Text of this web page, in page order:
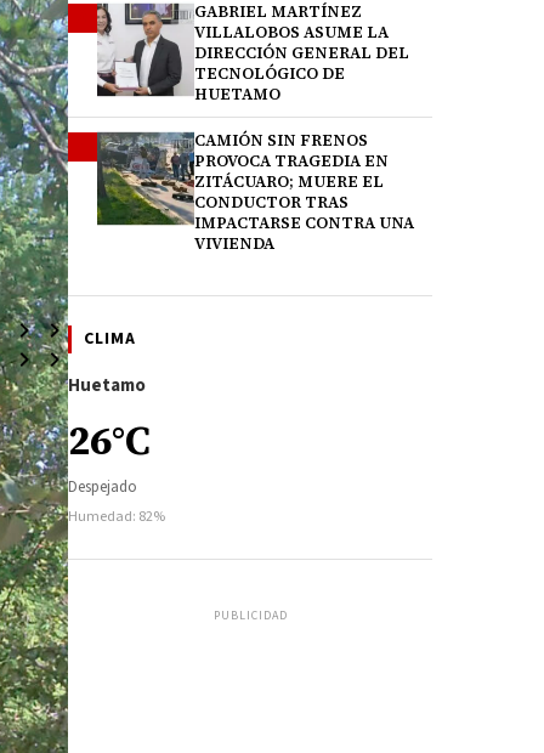
GABRIEL MARTÍNEZ
VILLALOBOS ASUME LA
DIRECCIÓN GENERAL DEL
TECNOLÓGICO DE
HUETAMO
CAMIÓN SIN FRENOS
PROVOCA TRAGEDIA EN
ZITÁCUARO; MUERE EL
CONDUCTOR TRAS
IMPACTARSE CONTRA UNA
VIVIENDA
CLIMA
Huetamo
26°C
Despejado
Humedad: 82%
PUBLICIDAD